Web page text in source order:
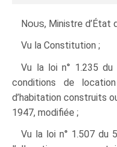
Nous, Ministre d’État
Vu la Constitution ;
Vu la loi n° 1.235
conditions de
d’habitation construits
1947, modifiée ;
Vu la loi n° 1.507 du